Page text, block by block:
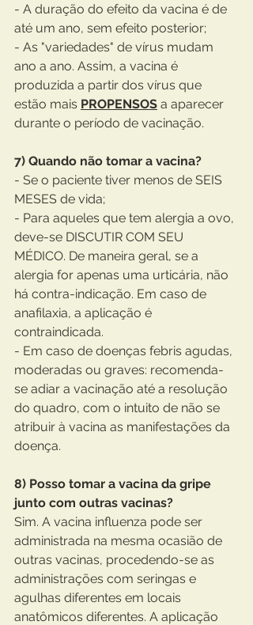
- A duração do efeito da vacina é de
até um ano, sem efeito posterior;
- As "variedades" de vírus mudam
ano a ano. Assim, a vacina é
produzida a partir dos vírus que
estão mais PROPENSOS a aparecer
durante o período de vacinação.
7) Quando não tomar a vacina?
- Se o paciente tiver menos de SEIS
MESES de vida;
- Para aqueles que tem alergia a ovo,
deve-se DISCUTIR COM SEU
MÉDICO. De maneira geral, se a
alergia for apenas uma urticária, não
há contra-indicação. Em caso de
anafilaxia, a aplicação é
contraindicada.
- Em caso de doenças febris agudas,
moderadas ou graves: recomenda-
se adiar a vacinação até a resolução
do quadro, com o intuito de não se
atribuir à vacina as manifestações da
doença.
8) Posso tomar a vacina da gripe
junto com outras vacinas?
Sim. A vacina influenza pode ser
administrada na mesma ocasião de
outras vacinas, procedendo-se as
administrações com seringas e
agulhas diferentes em locais
anatômicos diferentes. A aplicação